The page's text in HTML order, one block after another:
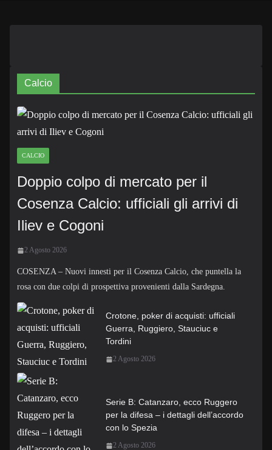
Calcio
CALCIO
Doppio colpo di mercato per il
Cosenza Calcio: ufficiali gli arrivi di
Iliev e Cogoni
2 Agosto 2026
COSENZA – Nuovi innesti per il Cosenza Calcio, che puntella la
rosa con due colpi di prospettiva provenienti dalla Sardegna.
Crotone, poker di acquisti: ufficiali
Guerra, Ruggiero, Stauciuc e
Tordini
2 Agosto 2026
Serie B: Catanzaro, ecco Ruggero
per la difesa – i dettagli dell’accordo
con lo Spezia
2 Agosto 2026